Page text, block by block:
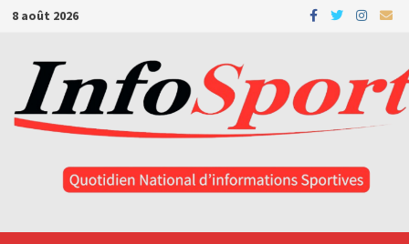
Passer
contenu
8 août 2026